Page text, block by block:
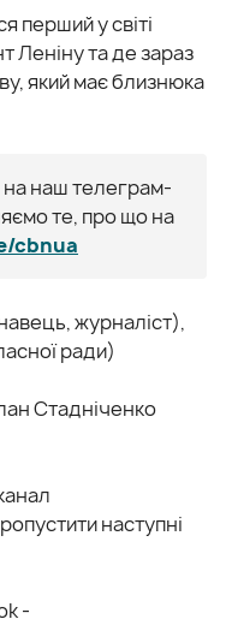
перший у світі
Леніну та де зараз
який має близнюка
на наш телеграм-
те, про що на
cbnua
журналіст),
ради)
Стадніченко
наступні
-